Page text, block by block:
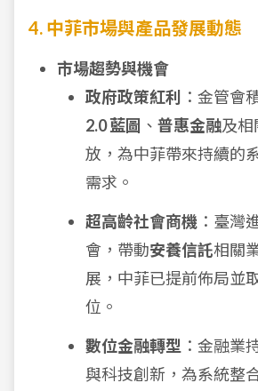
4. 中菲市場與產品發展動態
市場趨勢與機會
政府政策紅利
：金管會
2.0 藍圖 、 普惠金融及相
放，為中菲帶來持續的
需求。
超高齡社會商機 ：臺灣
會，帶動安養信託相關
展，中菲已提前佈局並
位。
數位金融轉型 ：金融業
與科技創新，為系統整